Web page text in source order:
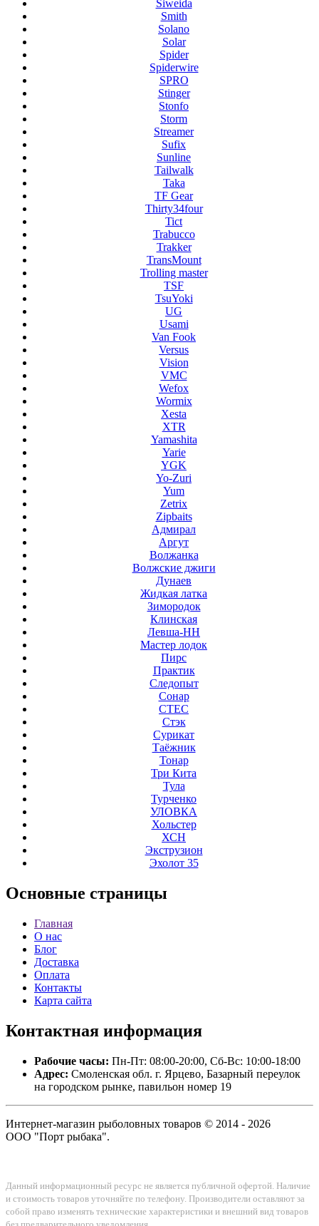
Siweida
Smith
Solano
Solar
Spider
Spiderwire
SPRO
Stinger
Stonfo
Storm
Streamer
Sufix
Sunline
Tailwalk
Taka
TF Gear
Thirty34four
Tict
Trabucco
Trakker
TransMount
Trolling master
TSF
TsuYoki
UG
Usami
Van Fook
Versus
Vision
VMC
Wefox
Wormix
Xesta
XTR
Yamashita
Yarie
YGK
Yo-Zuri
Yum
Zetrix
Zipbaits
Адмирал
Аргут
Волжанка
Волжские джиги
Дунаев
Жидкая латка
Зимородок
Клинская
Левша-НН
Мастер лодок
Пирс
Практик
Следопыт
Сонар
СТЕС
Стэк
Сурикат
Таёжник
Тонар
Три Кита
Тула
Турченко
УЛОВКА
Хольстер
ХСН
Экструзион
Эхолот 35
Основные страницы
Главная
О нас
Блог
Доставка
Оплата
Контакты
Карта сайта
Контактная информация
Рабочие часы: Пн-Пт: 08:00-20:00, Сб-Вс: 10:00-18:00
Адрес: Смоленская обл. г. Ярцево, Базарный переулок
на городском рынке, павильон номер 19
Интернет-магазин рыболовных товаров © 2014 - 2026
ООО "Порт рыбака".
Данный информационный ресурс не является публичной офертой. Наличие
и стоимость товаров уточняйте по телефону. Производители оставляют за
собой право изменять технические характеристики и внешний вид товаров